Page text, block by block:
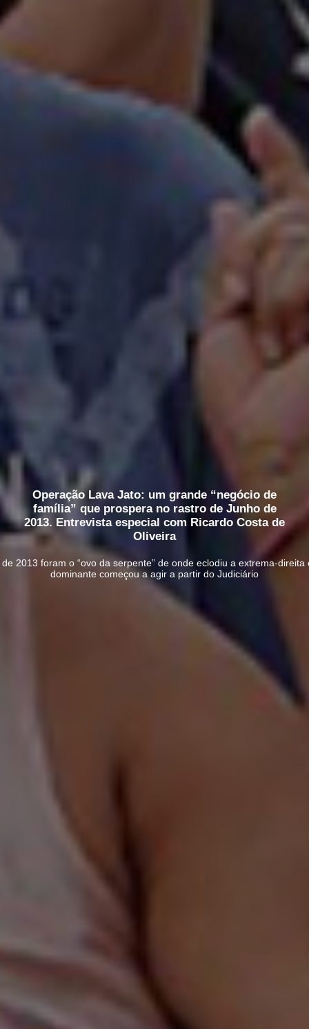
Operação Lava Jato: um grande “negócio de
família” que prospera no rastro de Junho de
2013. Entrevista especial com Ricardo Costa de
Oliveira
2013 foram o “ovo da serpente” de onde eclodiu a extrema-direita
dominante começou a agir a partir do Judiciário